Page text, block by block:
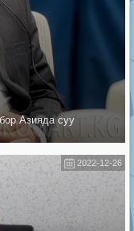
Азияда суу
2022-12-26